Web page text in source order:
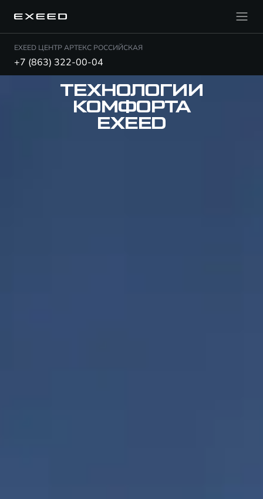
EXEED ЦЕНТР АРТЕКС РОССИЙСКАЯ
+7 (863) 322-00-04
ТЕХНОЛОГИИ
КОМФОРТА
EXEED